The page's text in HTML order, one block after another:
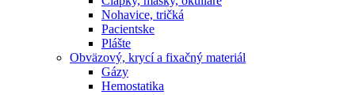
Nohavice, tričká
Pacientske
Plášte
Obväzový, krycí a fixačný materiál
Gázy
Hemostatika